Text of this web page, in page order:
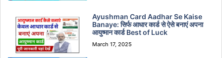
Ayushman Card Aadhar Se Kaise
Banaye: सिर्फ आधार कार्ड से ऐसे बनाएं अपना
आयुष्मान कार्ड Best of Luck
March 17, 2025